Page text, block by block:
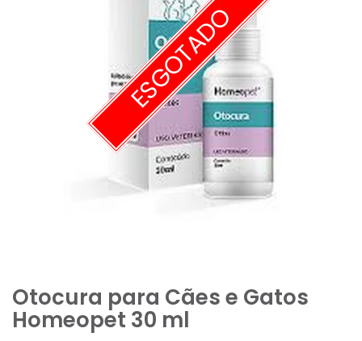
ESGOTADO
Otocura para Cães e Gatos
Homeopet 30 ml